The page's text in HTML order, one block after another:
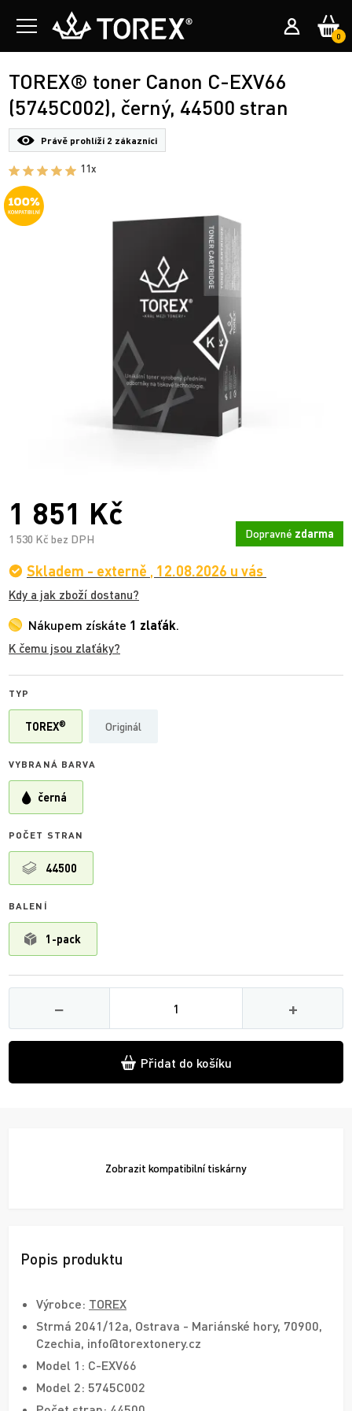
0
TOREX® toner Canon C-EXV66
(5745C002), černý, 44500 stran
Právě prohlíží 2 zákazníci
11x
1 851 Kč
1 530 Kč bez DPH Dopravné zdarma
Skladem - externě , 12.08.2026 u vás
Kdy a jak zboží dostanu?
Nákupem získáte 1 zlaťák.
K čemu jsou zlaťáky?
TYP
TOREX® Originál
VYBRANÁ BARVA
černá
POČET STRAN
44500
BALENÍ
1-pack
−
Množství
+
Přidat do košíku
Zobrazit kompatibilní tiskárny
Popis produktu
Výrobce: TOREX
Strmá 2041/12a, Ostrava - Mariánské hory, 70900,
Czechia, info@torextonery.cz
Model 1: C-EXV66
Model 2: 5745C002